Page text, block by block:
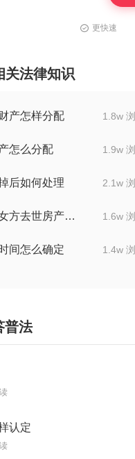
更快速
关法律知识
文章 遗产房屋处理中律师费
文章 离婚后继承亿亿财
文章 放弃继承权公证书有
文章 法定继承房产的分
文章 民事遗产纠纷立案需要什么
普法
认定